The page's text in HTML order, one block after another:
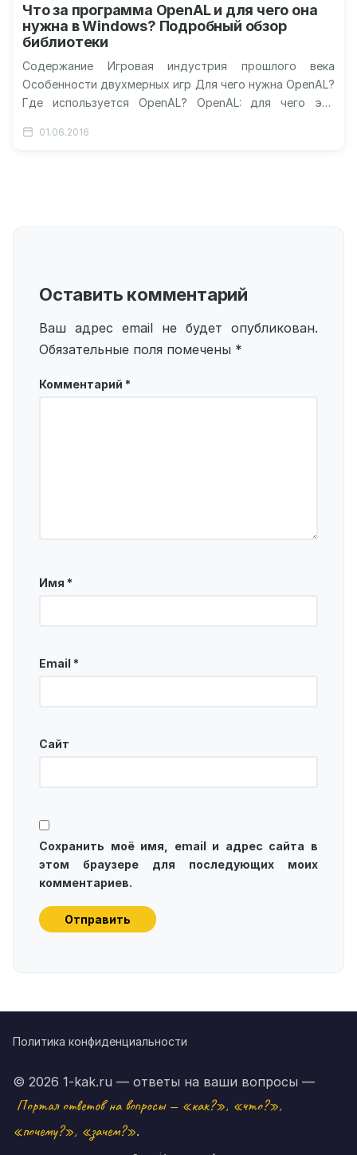
Что за программа OpenAL и для чего она
нужна в Windows? Подробный обзор
библиотеки
Содержание Игровая индустрия прошлого века
Особенности двухмерных игр Для чего нужна OpenAL?
Где используется OpenAL? OpenAL: для чего эта
01.06.2016
Оставить комментарий
Ваш адрес email не будет опубликован.
Обязательные поля помечены *
Комментарий *
Имя *
Email *
Сайт
Сохранить моё имя, email и адрес сайта в
этом браузере для последующих моих
комментариев.
Политика конфиденциальности
© 2026 1-kak.ru — ответы на ваши вопросы —
Портал ответов на вопросы — «как?», «что?»,
«почему?», «зачем?».